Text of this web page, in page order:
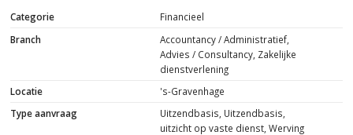
Categorie
Financieel
Branch
Accountancy / Administratief,
Advies / Consultancy, Zakelijke
dienstverlening
Locatie
's-Gravenhage
Type aanvraag
Uitzendbasis, Uitzendbasis,
uitzicht op vaste dienst, Werving